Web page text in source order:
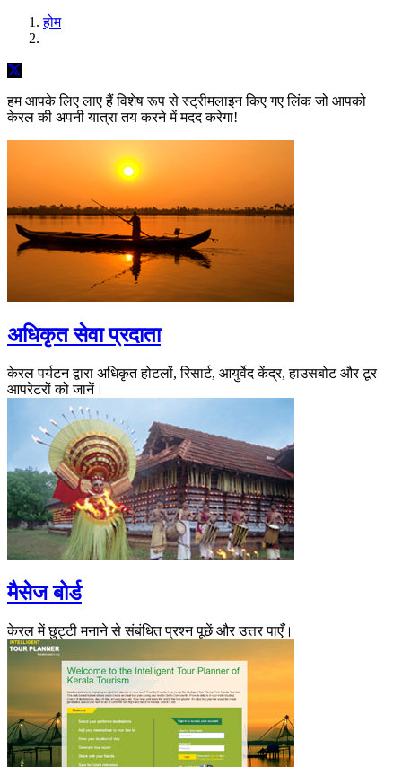
होम
हम आपके लिए लाए हैं विशेष रूप से स्ट्रीमलाइन किए गए लिंक जो आपको
केरल की अपनी यात्रा तय करने में मदद करेगा!
अधिकृत सेवा प्रदाता
केरल पर्यटन द्वारा अधिकृत होटलों, रिसार्ट, आयुर्वेद केंद्र, हाउसबोट और टूर
आपरेटरों को जानें।
मैसेज बोर्ड
केरल में छुट्टी मनाने से संबंधित प्रश्न पूछें और उत्तर पाएँ।